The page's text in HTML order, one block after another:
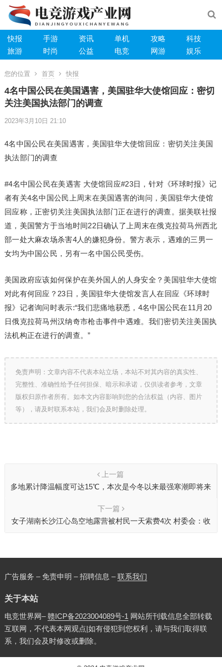
快报 手游 资讯 单机 攻略
科技
旅游
时尚 公益 电竞 网游 娱乐
您的位置 首页 快报
4名中国公民在美国遇害，美国驻华大使馆回应：密切
关注美国执法部门的调查
2023年3月10日 21:10
4名中国公民在美国遇害，美国驻华大使馆回应：密切关注美国
执法部门的调查
#4名中国公民在美遇害 大使馆回应#23日，针对《环球时报》记
者有关4名中国公民上周末在美国遇害的询问，美国驻华大使馆
回应称，正密切关注美国执法部门正在进行的调查。据美联社报
道，美国警方于当地时间22日确认了上周末在俄克拉荷马州西北
部一处大麻农场杀害4人的嫌犯身份。警方表示，遇难的三男一
女均为中国公民，另有一名中国公民受伤。
美国政府应该如何保护在美外国人的人身安全？美国驻华大使馆
对此有何回应？23日，美国驻华大使馆发言人在回应《环球时
报》记者询问时表示:“我们悲痛地获悉，4名中国公民在11月20
日俄克拉荷马州汉纳奇市枪击事件中遇难。我们密切关注美国执
法机构正在进行的调查。”
免责声明：文章内容不代表本站立场，本站不对其内容的真实性、
完整性、准确性给予任何担保、暗示和承诺，仅供读者参考，文章
版权归原作者所有。如本文内容影响到您的合法权益（内容、图片
等），请及时联系本站，我们会及时删除处理。
上一篇
多地累计降温幅度可达15℃，本次是今冬以来最强寒潮即将来
下一篇
女子湖南长沙江心岛空地露营被村民一天索费4次 村委会：收
广告服务 – 免责申明 – 招聘信息 –联系我们
关于本站
电竞世界网–赣ICP备2023004089号-1 网站所刊载信息全部转载
互联网，不代表本网观点|如有侵犯到您权利，请与我们取得联
系，我们会及时修改或删除。